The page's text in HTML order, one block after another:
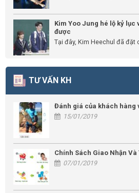
Kim Yoo Jung hé lộ kỷ lục
được
Tại đây, Kim Heechul đã đặt
TƯ VẤN KH
Đánh giá của khách hàng
15/01/2019
Chính Sách Giao Nhận Và
07/01/2019